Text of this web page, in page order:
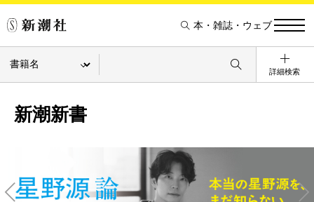
本・雑誌・ウェブ
詳細検索
新潮新書